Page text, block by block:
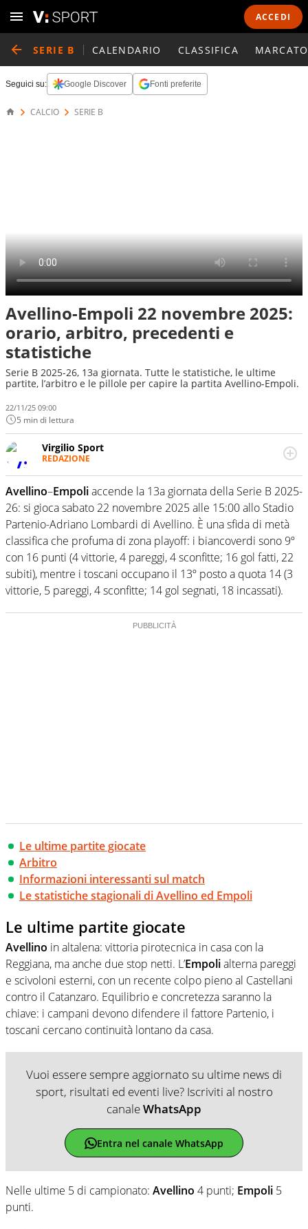
ACCEDI
SERIE B CALENDARIO CLASSIFICA
Seguici su: Google Discover Fonti preferite
CALCIO SERIE B
Avellino-Empoli 22 novembre 2025:
orario, arbitro, precedenti e
statistiche
Serie B 2025-26, 13a giornata. Tutte le statistiche, le ultime
partite, l’arbitro e le pillole per capire la partita Avellino-Empoli.
22/11/25 09:00
5 min di lettura
Virgilio Sport
REDAZIONE
appassionato su tutto il mondo dello sport. Calcio,
calciomercato, F1, Motomondiale ma anche tennis,
volley, basket: su Virgilio Sport i tifosi e gli appassionati
sanno che troveranno sempre copertura completa e
zero faziosità. La squadra di Virgilio Sport è formata da
giornalisti ed esperti di sport abili sia nel gioco di
rimessa quando intercettano le notizie e le rilanciano
verso la rete, sia nella costruzione dal basso quando
creano contenuti 100% originali ed esclusivi.
Avellino–Empoliaccende la 13a giornata della Serie B 2025-
26: si gioca sabato 22 novembre 2025 alle 15:00 allo Stadio
Partenio-Adriano Lombardi di Avellino. È una sfida di metà
classifica che profuma di zona playoff: i biancoverdi sono 9º
con 16 punti (4 vittorie, 4 pareggi, 4 sconfitte; 16 gol fatti, 22
subiti), mentre i toscani occupano il 13º posto a quota 14 (3
vittorie, 5 pareggi, 4 sconfitte; 14 gol segnati, 18 incassati).
Le ultime partite giocate
Arbitro
Informazioni interessanti sul match
Le statistiche stagionali di Avellino ed Empoli
Le ultime partite giocate
Avellino in altalena: vittoria pirotecnica in casa con la
Reggiana, ma anche due stop netti. L’Empolialterna pareggi
e scivoloni esterni, con un recente colpo pieno al Castellani
contro il Catanzaro. Equilibrio e concretezza saranno la
chiave: i campani devono difendere il fattore Partenio, i
toscani cercano continuità lontano da casa.
Vuoi essere sempre aggiornato su ultime news di
sport, risultati ed eventi live? Iscriviti al nostro
canaleWhatsApp
Entra nel canale WhatsApp
Nelle ultime 5 di campionato: Avellino 4 punti; Empoli 5
punti.